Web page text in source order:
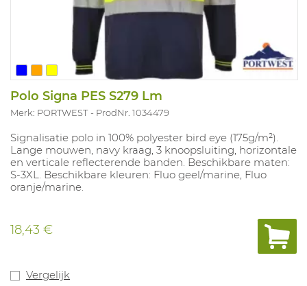
Polo Signa PES S279 Lm
Merk: PORTWEST ProdNr. 1034479
Signalisatie polo in 100% polyester bird eye (175g/m²).
Lange mouwen, navy kraag, 3 knoopsluiting, horizontale
en verticale reflecterende banden. Beschikbare maten:
S-3XL. Beschikbare kleuren: Fluo geel/marine, Fluo
oranje/marine.
18,43 €
Vergelijk